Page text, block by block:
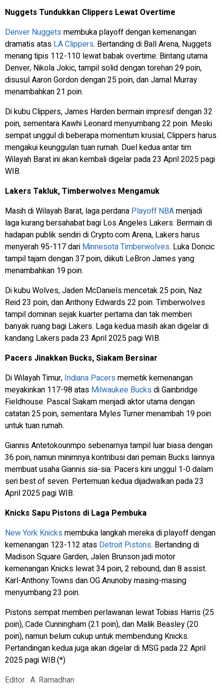
Nuggets Tundukkan Clippers Lewat Overtime
Denver Nuggets membuka playoff dengan kemenangan
dramatis atas LA Clippers. Bertanding di Ball Arena, Nuggets
menang tipis 112-110 lewat babak overtime. Bintang utama
Denver, Nikola Jokic, tampil solid dengan torehan 29 poin,
disusul Aaron Gordon dengan 25 poin, dan Jamal Murray
menambahkan 21 poin.
Di kubu Clippers, James Harden bermain impresif dengan 32
poin, sementara Kawhi Leonard menyumbang 22 poin. Meski
sempat unggul di beberapa momentum krusial, Clippers harus
mengakui keunggulan tuan rumah. Duel kedua antar tim
Wilayah Barat ini akan kembali digelar pada 23 April 2025 pagi
WIB.
Lakers Takluk, Timberwolves Mengamuk
Masih di Wilayah Barat, laga perdana Playoff NBAmenjadi
laga kurang bersahabat bagi Los Angeles Lakers. Bermain di
hadapan publik sendiri di Crypto.com Arena, Lakers harus
menyerah 95-117 dari Minnesota Timberwolves. Luka Doncic
tampil tajam dengan 37 poin, diikuti LeBron James yang
menambahkan 19 poin.
Di kubu Wolves, Jaden McDaniels mencetak 25 poin, Naz
Reid 23 poin, dan Anthony Edwards 22 poin. Timberwolves
tampil dominan sejak kuarter pertama dan tak memberi
banyak ruang bagi Lakers. Laga kedua masih akan digelar di
kandang Lakers pada 23 April 2025 pagi WIB.
Pacers Jinakkan Bucks, Siakam Bersinar
Di Wilayah Timur, Indiana Pacers memetik kemenangan
meyakinkan 117-98 atas Milwaukee Bucks di Gainbridge
Fieldhouse. Pascal Siakam menjadi aktor utama dengan
catatan 25 poin, sementara Myles Turner menambah 19 poin
untuk tuan rumah.
Giannis Antetokounmpo sebenarnya tampil luar biasa dengan
36 poin, namun minimnya kontribusi dari pemain Bucks lainnya
membuat usaha Giannis sia-sia. Pacers kini unggul 1-0 dalam
seri best of seven. Pertemuan kedua dijadwalkan pada 23
April 2025 pagi WIB.
Knicks Sapu Pistons di Laga Pembuka
New York Knicks membuka langkah mereka di playoff dengan
kemenangan 123-112 atas Detroit Pistons. Bertanding di
Madison Square Garden, Jalen Brunson jadi motor
kemenangan Knicks lewat 34 poin, 2 rebound, dan 8 assist.
Karl-Anthony Towns dan OG Anunoby masing-masing
menyumbang 23 poin.
Pistons sempat memberi perlawanan lewat Tobias Harris (25
poin), Cade Cunningham (21 poin), dan Malik Beasley (20
poin), namun belum cukup untuk membendung Knicks.
Pertandingan kedua juga akan digelar di MSG pada 22 April
2025 pagi WIB.(*)
Editor : A. Ramadhan